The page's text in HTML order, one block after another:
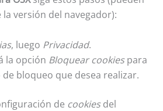
versión del navegador):
, luego Privacidad.
la opción Bloquear cookiespara
bloqueo que desea realizar.
de cookiesdel